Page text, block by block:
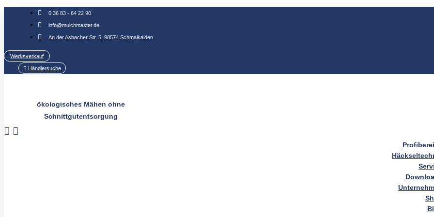
0 36 83 - 64 22 90
info@mulchmaster.de
An der Asbacher Str. 5, 98574 Schmalkalden
Werksverkauf
Händlersuche
ökologisches Mähen ohne
Schnittgutentsorgung